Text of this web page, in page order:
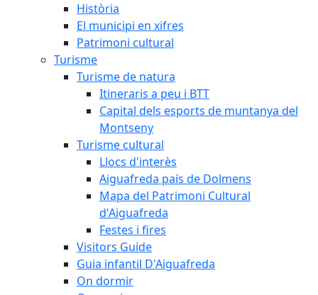
Història
El municipi en xifres
Patrimoni cultural
Turisme
Turisme de natura
Itineraris a peu i BTT
Capital dels esports de muntanya del
Montseny
Turisme cultural
Llocs d'interès
Aiguafreda país de Dolmens
Mapa del Patrimoni Cultural
d'Aiguafreda
Festes i fires
Visitors Guide
Guia infantil D'Aiguafreda
On dormir